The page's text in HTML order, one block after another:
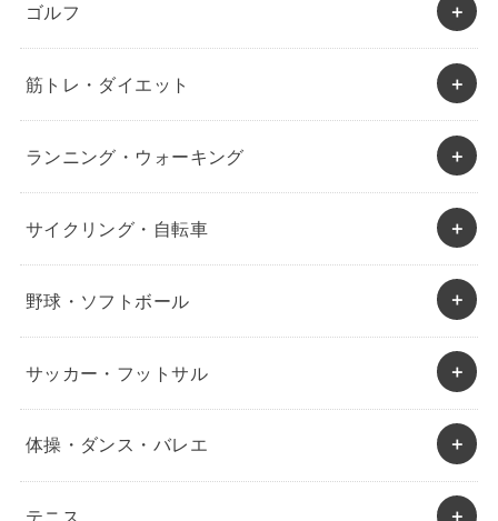
ゴルフ
筋トレ・ダイエット
ランニング・ウォーキング
サイクリング・自転車
野球・ソフトボール
サッカー・フットサル
体操・ダンス・バレエ
テニス